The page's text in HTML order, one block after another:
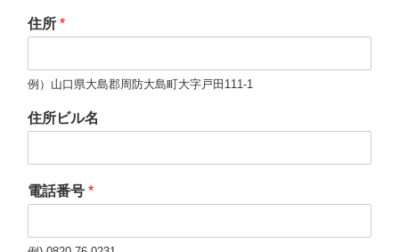
住所 *
例）山口県大島郡周防大島町大字戸田111-1
住所ビル名
電話番号 *